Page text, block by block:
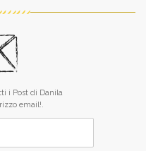
i Post di Danila
email!.